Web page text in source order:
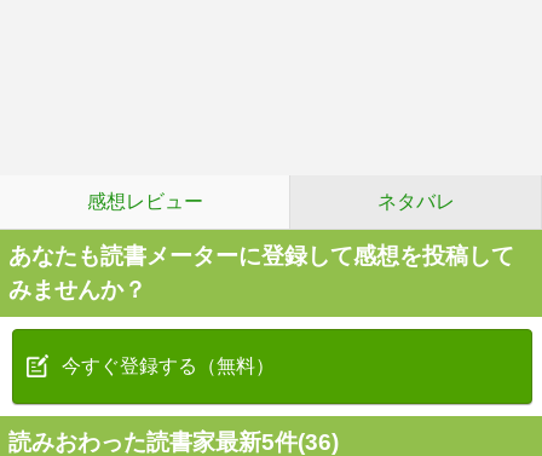
感想レビュー ネタバレ
あなたも読書メーターに登録して感想を投稿して
みませんか？
今すぐ登録する（無料）
読みおわった読書家最新5件(36)